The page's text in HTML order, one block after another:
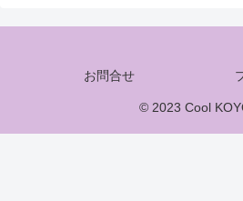
お問合せ
© 2023 Cool